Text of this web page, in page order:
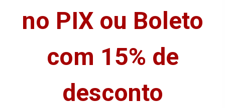
no PIX ou Boleto
com 15% de
desconto